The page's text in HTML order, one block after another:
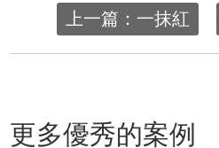
上一篇：一抹紅
更多優秀的案例